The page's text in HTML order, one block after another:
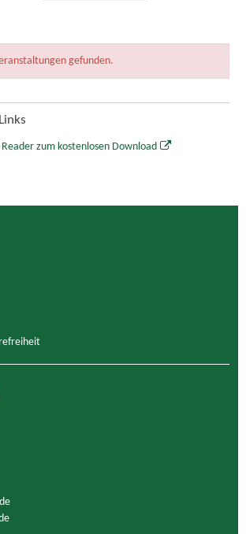
gefunden.
zum kostenlosen Download